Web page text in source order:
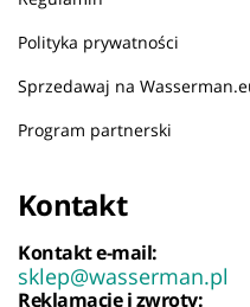
Polityka prywatności
Sprzedawaj na
Program partnerski
Kontakt
Kontakt e-mail:
sklep@wasserman.pl
Reklamacje i zwroty: